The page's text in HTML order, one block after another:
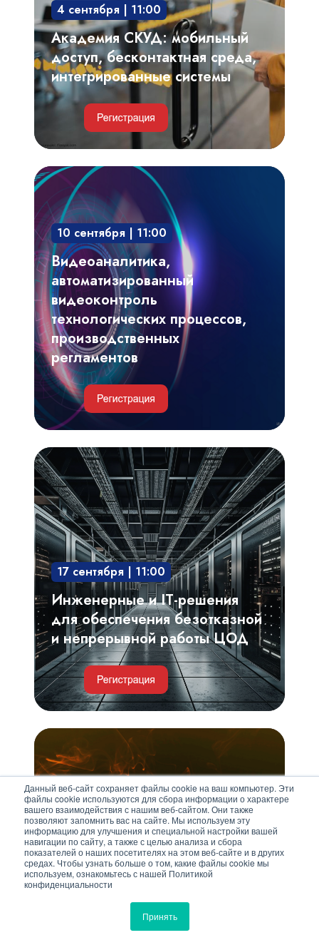
Данный веб-сайт сохраняет файлы cookie на ваш компьютер. Эти
файлы cookie используются для сбора информации о характере
вашего взаимодействия с нашим веб-сайтом. Они также
позволяют запомнить вас на сайте. Мы используем эту
информацию для улучшения и специальной настройки вашей
навигации по сайту, а также с целью анализа и сбора
показателей о наших посетителях на этом веб-сайте и в других
средах. Чтобы узнать больше о том, какие файлы cookie мы
используем, ознакомьтесь с нашей Политикой
конфиденциальности
Принять
интегрированные
системы
4 сентября | 11:00
Академия СКУД: мобильный
доступ, бесконтактная среда,
интегрированные системы
Видеоаналитика,
автоматизированный
видеоконтроль
технологических
процессов,
производственных
регламентов
10 сентября | 11:00
Видеоаналитика,
автоматизированный
видеоконтроль
технологических процессов,
производственных
регламентов
Инженерные
и
IT-
решения
для
обеспечения
безотказной
и
непрерывной
работы
ЦОД
17 сентября | 11:00
Инженерные и IT-решения
для обеспечения безотказной
и непрерывной работы ЦОД
Критерии
выбора,
проектирование
системы
газового
пожаротушения.
Риски,
решения
18 сентября | 11:00
Критерии выбора,
проектирование системы
газового пожаротушения.
Риски, решения и примеры